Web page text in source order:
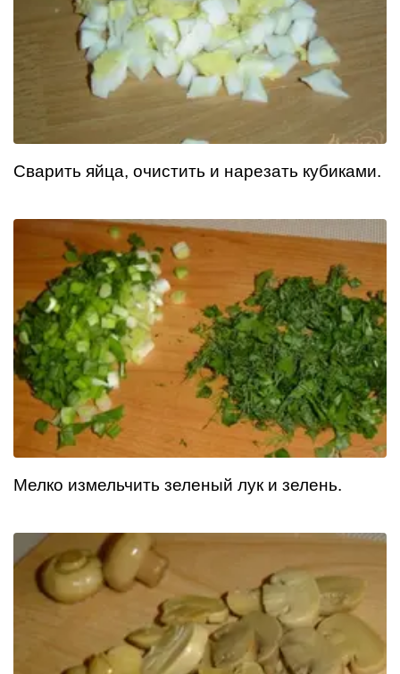
Сварить яйца, очистить и нарезать кубиками.
Мелко измельчить зеленый лук и зелень.